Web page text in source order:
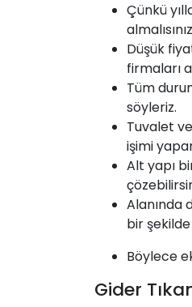
Çünkü
Düşük
firmaları
Tüm
söyleriz.
Tuvalet
işimi
Alt yapı
Alanında
bir
Böylece
Gider